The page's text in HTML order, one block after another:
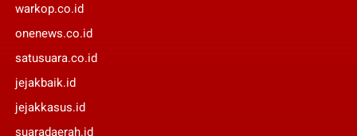
warkop.co.id
onenews.co.id
satusuara.co.id
jejakbaik.id
jejakkasus.id
suaradaerah.id